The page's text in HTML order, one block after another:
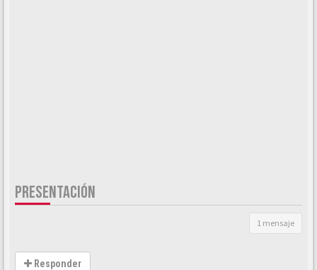
PRESENTACIÓN
1 mensaje
Responder